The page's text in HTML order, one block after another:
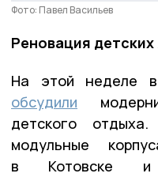
Фото: Павел Васильев
Реновация детских
На этой неделе в
обсудили
детского
модульные
в Котовске и